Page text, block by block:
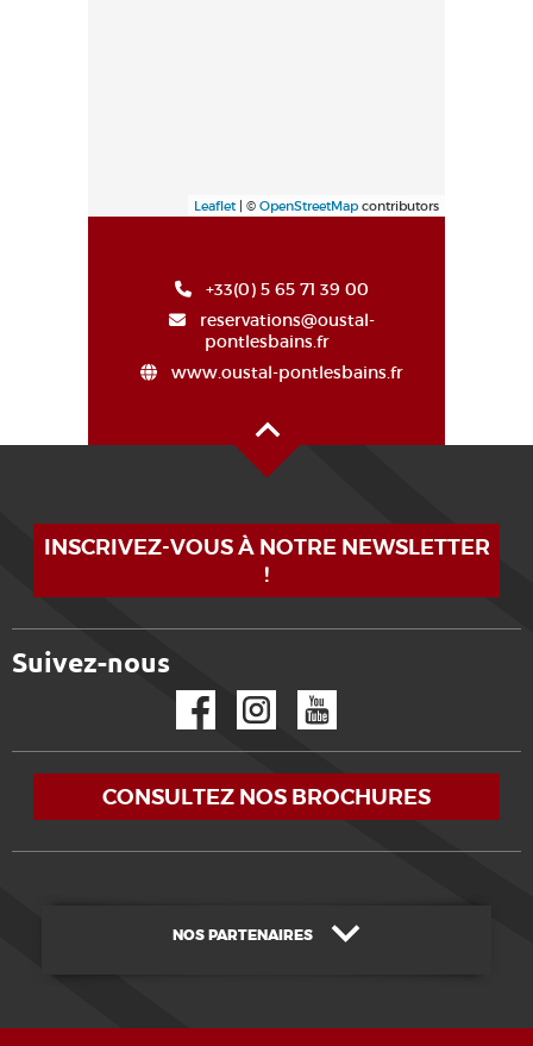
Leaflet| © OpenStreetMap contributors
+33(0) 5 65 71 39 00
reservations@oustal-
pontlesbains.fr
www.oustal-pontlesbains.fr
INSCRIVEZ-VOUS À NOTRE NEWSLETTER
!
Suivez-nous
CONSULTEZ NOS BROCHURES
NOS PARTENAIRES